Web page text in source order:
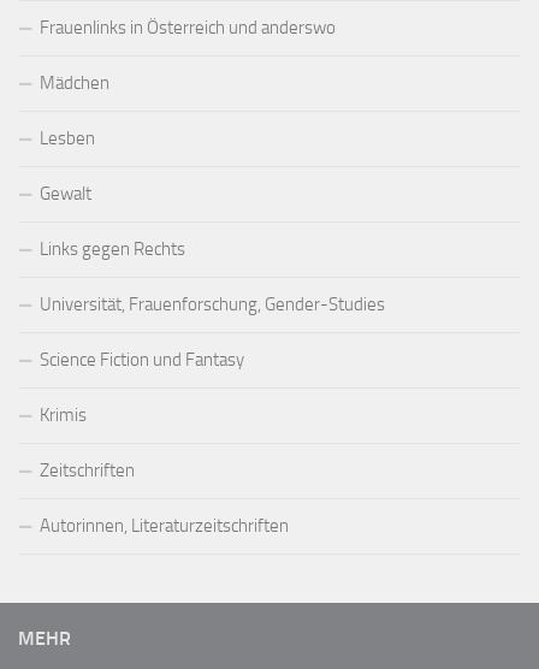
Frauenlinks in Österreich und anderswo
Mädchen
Lesben
Gewalt
Links gegen Rechts
Universität, Frauenforschung, Gender-Studies
Science Fiction und Fantasy
Krimis
Zeitschriften
Autorinnen, Literaturzeitschriften
MEHR